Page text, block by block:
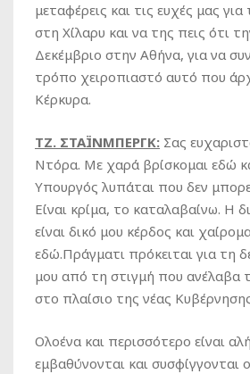
μεταφέρεις και τις ευχές μας
στη Χίλαρυ και να της πεις ότι
Δεκέμβριο στην Αθήνα, για να
τρόπο χειροπιαστό αυτό που
Κέρκυρα.
ΤΖ. ΣΤΑΪΝΜΠΕΡΓΚ: Σας
Ντόρα. Με χαρά βρίσκομαι εδώ
Υπουργός λυπάται που δεν
Είναι κρίμα, το καταλαβαίνω. Η
είναι δικό μου κέρδος και
εδώ.Πράγματι πρόκειται για τη
μου από τη στιγμή που ανέλαβα
στο πλαίσιο της νέας
Ολοένα και περισσότερο είναι
εμβαθύνονται και συσφίγγονται